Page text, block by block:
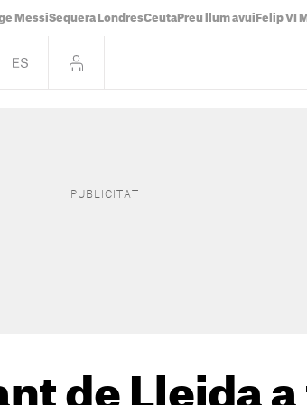
MessiSequera LondresCeuta Preu llum avui Felip VI
de Lleida